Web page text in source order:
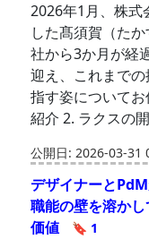
2026年1月、株式
した髙須賀（た
社から3か月が経
迎え、これまで
指す姿について
紹介 2. ラクスの
公開日: 2026-03-31
デザイナーと
職能の壁を溶か
価値
🔖 1